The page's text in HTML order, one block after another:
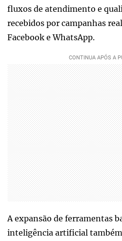
fluxos de atendimento e
recebidos por campanhas
Facebook e WhatsApp.
A expansão de ferramentas
inteligência artificial